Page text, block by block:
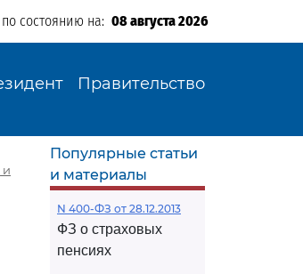
состоянию на: 08 августа 2026
Правительство
и
Популярные статьи
и материалы
N 400-ФЗ от 28.12.2013
ФЗ о страховых
пенсиях